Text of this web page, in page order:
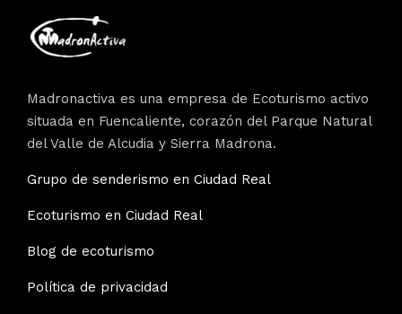
Madronactiva es una empresa de Ecoturismo activo
situada en Fuencaliente, corazón del Parque Natural
del Valle de Alcudia y Sierra Madrona.
Grupo de senderismo en Ciudad Real
Ecoturismo en Ciudad Real
Blog de ecoturismo
Política de privacidad